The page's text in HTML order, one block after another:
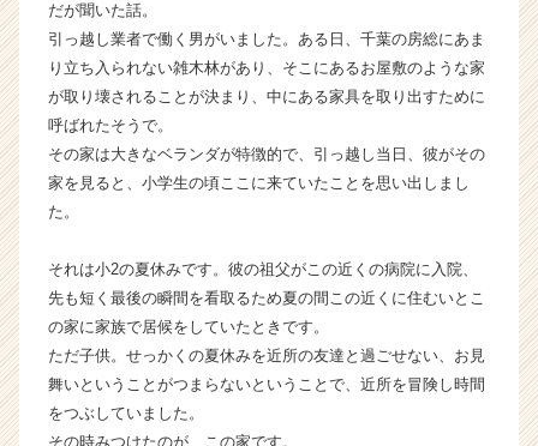
長
企
業
ら
ス
が
届
く
就
活
だが聞いた話。
引っ越し業者で働く男がいました。ある日、千葉の房総にあま
り立ち入られない雑木林があり、そこにあるお屋敷のような家
が取り壊されることが決まり、中にある家具を取り出すために
呼ばれたそうで。
その家は大きなベランダが特徴的で、引っ越し当日、彼がその
家を見ると、小学生の頃ここに来ていたことを思い出しまし
た。
それは小2の夏休みです。彼の祖父がこの近くの病院に入院、
先も短く最後の瞬間を看取るため夏の間この近くに住むいとこ
の家に家族で居候をしていたときです。
ただ子供。せっかくの夏休みを近所の友達と過ごせない、お見
舞いということがつまらないということで、近所を冒険し時間
をつぶしていました。
その時みつけたのが、この家です。